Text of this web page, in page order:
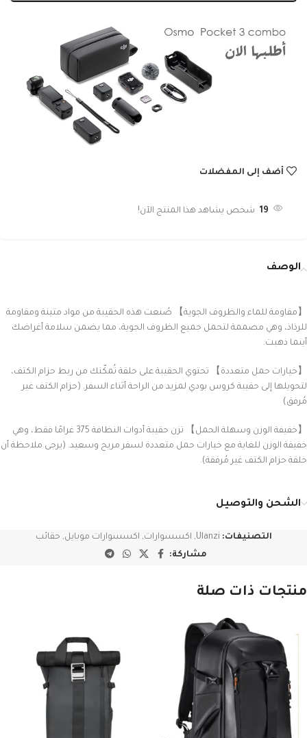
أضف إلى المفضلات
19 شخص يشاهد هذا المنتج الآن!
الوصف
【مقاومة للماء والظروف الجوية】 صُنعت هذه الحقيبة من مواد متينة ومقاومة
للرذاذ، وهي مصممة لتحمل جميع الظروف الجوية، مما يضمن سلامة أغراضك
أينما ذهبت.
【خيارات حمل متعددة】 تحتوي الحقيبة على حلقة تُمكّنك من ربط حزام الكتف،
لتحويلها إلى حقيبة كروس بودي لمزيد من الراحة أثناء السفر. (حزام الكتف غير
مُرفق)
【خفيفة الوزن وسهلة الحمل】 تزن حقيبة أدوات النظافة 375 غرامًا فقط، وهي
خفيفة الوزن للغاية مع خيارات حمل متعددة لسفر مريح وسعيد. (يرجى ملاحظة أن
حلقة حزام الكتف غير مُرفقة).
الشحن والتوصيل
التصنيفات: Ulanzi
, اكسسوارات, اكسسوارات موبايل, حقائب
مشاركة:
منتجات ذات صلة